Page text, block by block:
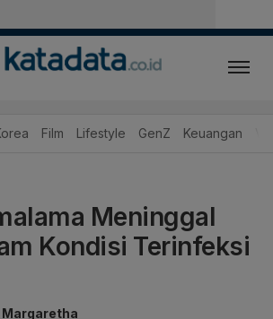
Film Lifestyle GenZ Keuangan
Meninggal
Kondisi Terinfeksi
Margaretha